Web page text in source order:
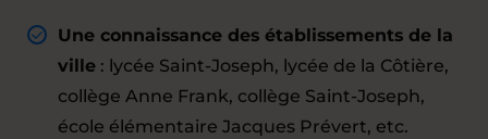
Une connaissance des établissements de la
ville : lycée Saint-Joseph, lycée de la Côtière,
collège Anne Frank, collège Saint-Joseph,
école élémentaire Jacques Prévert, etc.